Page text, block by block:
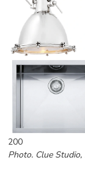
200
Photo. Clue Studio,